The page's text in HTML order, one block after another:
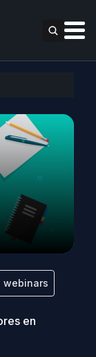
webinars
en